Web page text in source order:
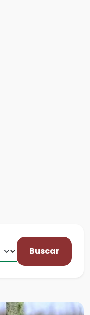
Buscar